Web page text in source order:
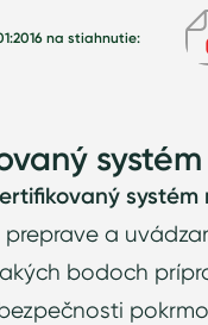
na stiahnutie:
systém
a
bodoch